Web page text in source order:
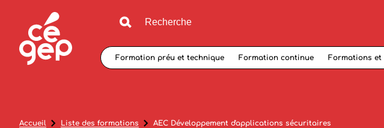
Formation préu et technique Formation continue Formations et
Accueil Liste des formations AEC Développement d'applications sécuritaires